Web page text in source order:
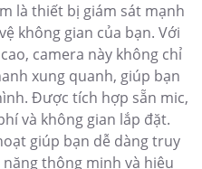
là thiết bị giám sát mạnh
không gian của bạn. Với
camera này không chỉ
xung quanh, giúp bạn
Được tích hợp sẵn mic,
và không gian lắp đặt.
giúp bạn dễ dàng truy
thông minh và hiệu